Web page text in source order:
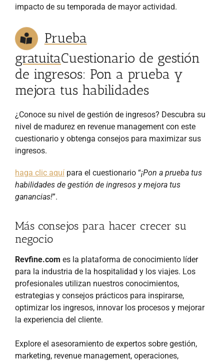
impacto de su temporada de mayor actividad.
Prueba
gratuitaCuestionario de gestión
de ingresos: Pon a prueba y
mejora tus habilidades
¿Conoce su nivel de gestión de ingresos? Descubra su
nivel de madurez en revenue management con este
cuestionario y obtenga consejos para maximizar sus
ingresos.
haga clic aquí para el cuestionario “¡Pon a prueba tus
habilidades de gestión de ingresos y mejora tus
ganancias!”.
Más consejos para hacer crecer su
negocio
Revfine.com es la plataforma de conocimiento líder
para la industria de la hospitalidad y los viajes. Los
profesionales utilizan nuestros conocimientos,
estrategias y consejos prácticos para inspirarse,
optimizar los ingresos, innovar los procesos y mejorar
la experiencia del cliente.
Explore el asesoramiento de expertos sobre gestión,
marketing, revenue management, operaciones,